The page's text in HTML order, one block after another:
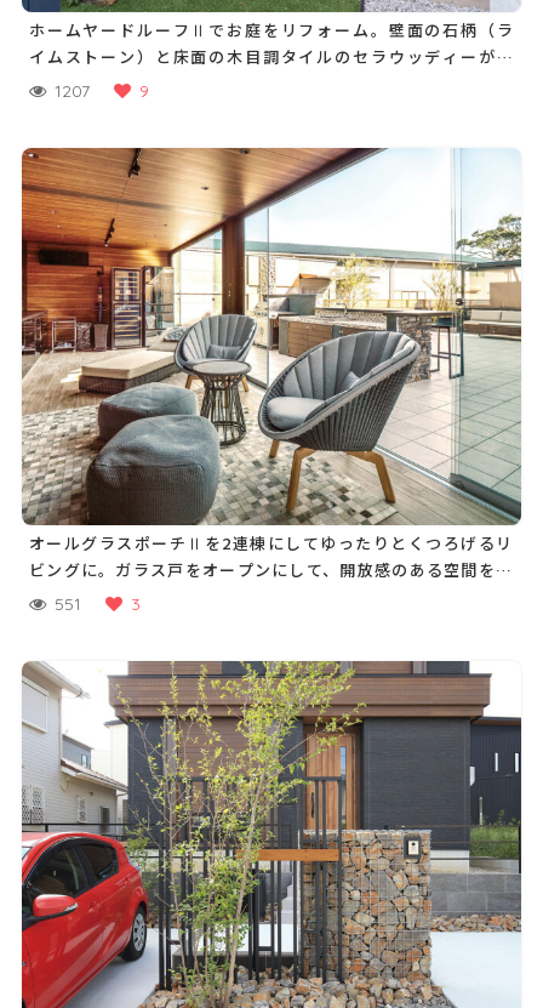
ホームヤードルーフⅡでお庭をリフォーム。壁面の石柄（ラ
イムストーン）と床面の木目調タイルのセラウッディーが調
和します
1207 9
オールグラスポーチⅡを2連棟にしてゆったりとくつろげるリ
ビングに。ガラス戸をオープンにして、開放感のある空間を満
喫します
551 3